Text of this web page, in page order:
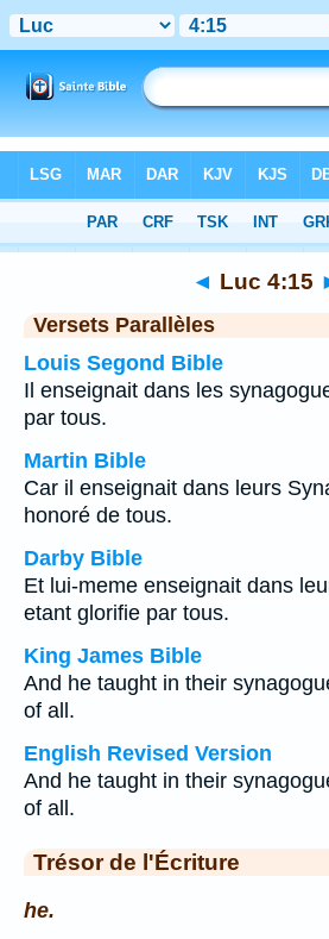
Chapitre 4 > Verset 15
◄ Luc 4:15
Versets Parallèles
Louis Segond Bible
Il enseignait dans les
par tous.
Martin Bible
Car il enseignait dans leurs
honoré de tous.
Darby Bible
Et lui-meme enseignait dans
etant glorifie par tous.
King James Bible
And he taught in their
of all.
English Revised Version
And he taught in their
of all.
Trésor de l'Écriture
he.